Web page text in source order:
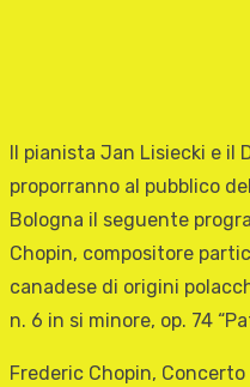
Il pianista Jan Lisiecki e il
proporranno al pubblico
Bologna il seguente
Chopin, compositore
canadese di origini
n. 6 in si minore, op. 74
Frederic Chopin,